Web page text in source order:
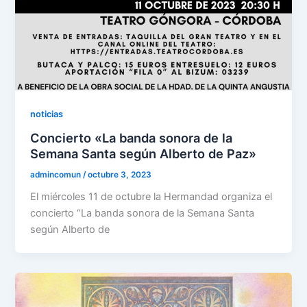
noticias
Concierto «La banda sonora de la
Semana Santa según Alberto de Paz»
admincomun /octubre 3, 2023
El miércoles 11 de octubre la Hermandad organiza el
concierto “La banda sonora de la Semana Santa
según Alberto de